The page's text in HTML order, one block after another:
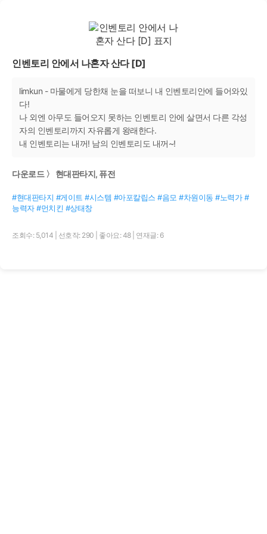
인벤토리 안에서 나혼자 산다 [D]
limkun - 마물에게 당한채 눈을 떠보니 내 인벤토리안에 들어와있
다!
나 외엔 아무도 들어오지 못하는 인벤토리 안에 살면서 다른 각성
자의 인벤토리까지 자유롭게 왕래한다.
내 인벤토리는 내꺼! 남의 인벤토리도 내꺼~!
다운로드 〉 현대판타지, 퓨전
#현대판타지 #게이트 #시스템 #아포칼립스 #음모 #차원이동 #노력가 #
능력자 #먼치킨 #상태창
조회수: 5,014 선호작: 290 좋아요: 48 연재글: 6